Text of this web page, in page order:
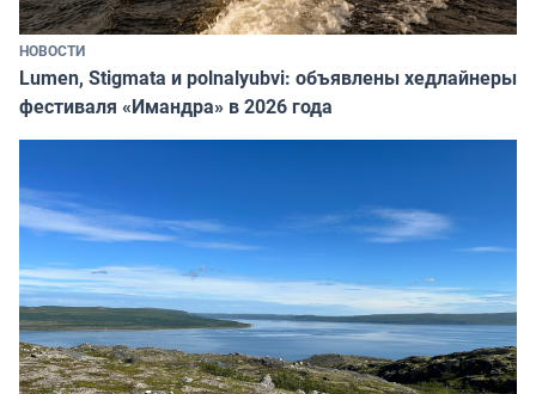
НОВОСТИ
Lumen, Stigmata и polnalyubvi: объявлены хедлайнеры
фестиваля «Имандра» в 2026 года